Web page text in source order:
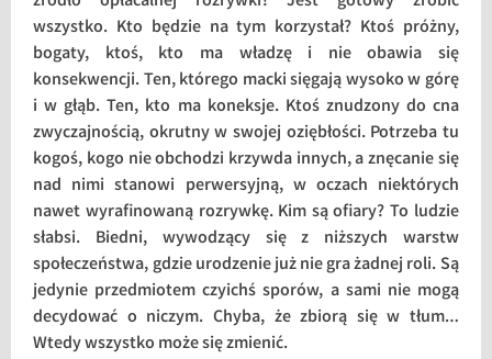
wszystko. Kto będzie na tym korzystał? Ktoś próżny,
bogaty, ktoś, kto ma władzę i nie obawia się
konsekwencji. Ten, którego macki sięgają wysoko w górę
i w głąb. Ten, kto ma koneksje. Ktoś znudzony do cna
zwyczajnością, okrutny w swojej oziębłości. Potrzeba tu
kogoś, kogo nie obchodzi krzywda innych, a znęcanie się
nad nimi stanowi perwersyjną, w oczach niektórych
nawet wyrafinowaną rozrywkę. Kim są ofiary? To ludzie
słabsi. Biedni, wywodzący się z niższych warstw
społeczeństwa, gdzie urodzenie już nie gra żadnej roli. Są
jedynie przedmiotem czyichś sporów, a sami nie mogą
decydować o niczym. Chyba, że zbiorą się w tłum…
Wtedy wszystko może się zmienić.